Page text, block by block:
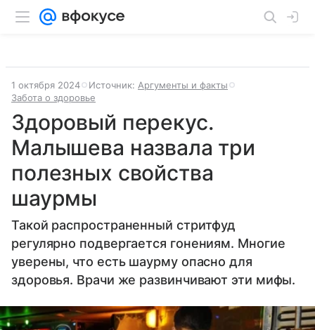
1 октября 2024 Источник: Аргументы и факты
Забота о здоровье
Здоровый перекус.
Малышева назвала три
полезных свойства
шаурмы
Такой распространенный стритфуд
регулярно подвергается гонениям. Многие
уверены, что есть шаурму опасно для
здоровья. Врачи же развинчивают эти мифы.